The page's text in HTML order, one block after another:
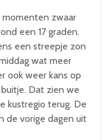
zwaar
een 17 graden.
een streepje zon
wat meer
ook weer kans op
Dat zien we
kustregio terug. De
de vorige dagen uit